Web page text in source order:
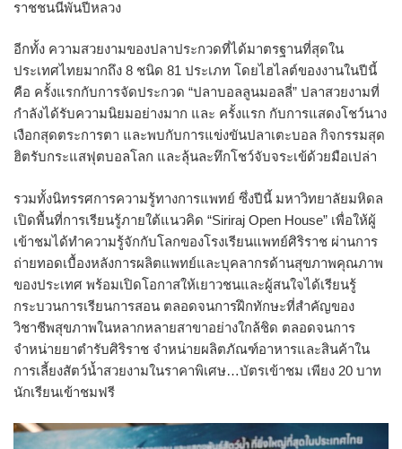
ราชชนนีพันปีหลวง
อีกทั้ง ความสวยงามของปลาประกวดที่ได้มาตรฐานที่สุดใน
ประเทศไทยมากถึง 8 ชนิด 81 ประเภท โดยไฮไลต์ของงานในปีนี้
คือ ครั้งแรกกับการจัดประกวด “ปลาบอลลูนมอลลี่” ปลาสวยงามที่
กำลังได้รับความนิยมอย่างมาก และ ครั้งแรก กับการแสดงโชว์นาง
เงือกสุดตระการตา และพบกับการแข่งขันปลาเตะบอล กิจกรรมสุด
ฮิตรับกระแสฟุตบอลโลก และลุ้นละทึกโชว์จับจระเข้ด้วยมือเปล่า
รวมทั้งนิทรรศการความรู้ทางการแพทย์ ซึ่งปีนี้ มหาวิทยาลัยมหิดล
เปิดพื้นที่การเรียนรู้ภายใต้แนวคิด “Siriraj Open House” เพื่อให้ผู้
เข้าชมได้ทำความรู้จักกับโลกของโรงเรียนแพทย์ศิริราช ผ่านการ
ถ่ายทอดเบื้องหลังการผลิตแพทย์และบุคลากรด้านสุขภาพคุณภาพ
ของประเทศ พร้อมเปิดโอกาสให้เยาวชนและผู้สนใจได้เรียนรู้
กระบวนการเรียนการสอน ตลอดจนการฝึกทักษะที่สำคัญของ
วิชาชีพสุขภาพในหลากหลายสาขาอย่างใกล้ชิด ตลอดจนการ
จำหน่ายยาตำรับศิริราช จำหน่ายผลิตภัณฑ์อาหารและสินค้าใน
การเลี้ยงสัตว์น้ำสวยงามในราคาพิเศษ…บัตรเข้าชม เพียง 20 บาท
นักเรียนเข้าชมฟรี